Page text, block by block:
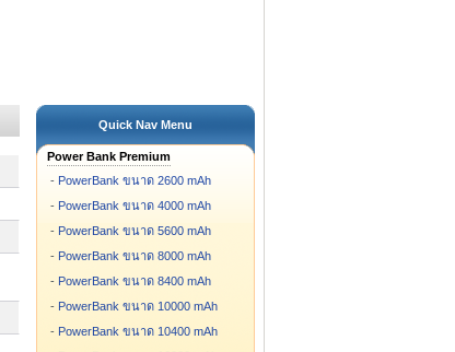
Quick Nav Menu
Power Bank Premium
- PowerBank ขนาด 2600 mAh
- PowerBank ขนาด 4000 mAh
- PowerBank ขนาด 5600 mAh
- PowerBank ขนาด 8000 mAh
- PowerBank ขนาด 8400 mAh
- PowerBank ขนาด 10000 mAh
- PowerBank ขนาด 10400 mAh